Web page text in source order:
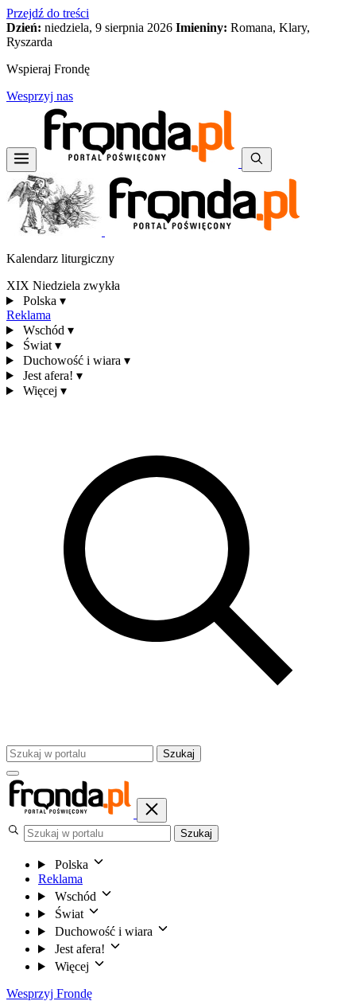
Przejdź do treści
Dzień: niedziela, 9 sierpnia 2026 Imieniny: Romana, Klary,
Ryszarda
Wspieraj Frondę
Wesprzyj nas
Kalendarz liturgiczny
XIX Niedziela zwykła
Polska ▾
Reklama
Wschód ▾
Świat ▾
Duchowość i wiara ▾
Jest afera! ▾
Więcej ▾
Szukaj
Szukaj
Polska
Reklama
Wschód
Świat
Duchowość i wiara
Jest afera!
Więcej
Wesprzyj Frondę